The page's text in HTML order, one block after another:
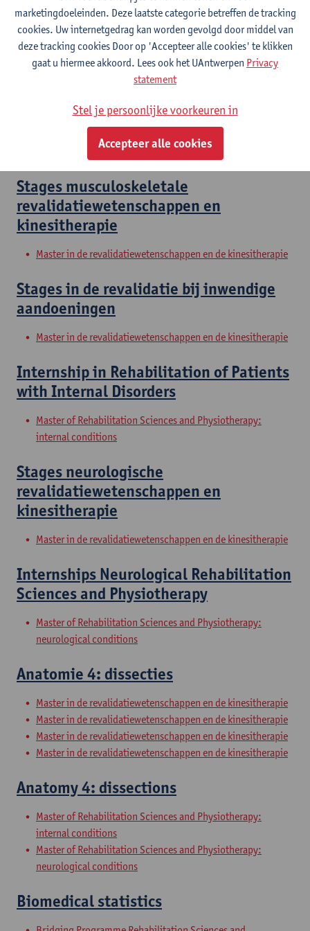
Master in de revalidatiewetenschappen en de kinesitherapie
Master in de revalidatiewetenschappen en de kinesitherapie
Master in de revalidatiewetenschappen en de kinesitherapie
Clinical Internships
internal conditions
neurological conditions
Stages musculoskeletale
revalidatiewetenschappen en
kinesitherapie
Master in de revalidatiewetenschappen en de kinesitherapie
Stages in de revalidatie bij inwendige
aandoeningen
Master in de revalidatiewetenschappen en de kinesitherapie
Internship in Rehabilitation of Patients
with Internal Disorders
Master of Rehabilitation Sciences and Physiotherapy:
internal conditions
Stages neurologische
revalidatiewetenschappen en
kinesitherapie
Master in de revalidatiewetenschappen en de kinesitherapie
Internships Neurological Rehabilitation
Sciences and Physiotherapy
Master of Rehabilitation Sciences and Physiotherapy:
neurological conditions
Anatomie 4: dissecties
Master in de revalidatiewetenschappen en de kinesitherapie
Master in de revalidatiewetenschappen en de kinesitherapie
Master in de revalidatiewetenschappen en de kinesitherapie
Master in de revalidatiewetenschappen en de kinesitherapie
Anatomy 4: dissections
Master of Rehabilitation Sciences and Physiotherapy:
internal conditions
Master of Rehabilitation Sciences and Physiotherapy:
neurological conditions
Biomedical statistics
marketingdoeleinden. Deze laatste categorie betreffen de tracking
cookies. Uw internetgedrag kan worden gevolgd door middel van
deze tracking cookies Door op 'Accepteer alle cookies' te klikken
gaat u hiermee akkoord. Lees ook het UAntwerpen Privacy
statement
Stel je persoonlijke voorkeuren in
Accepteer alle cookies